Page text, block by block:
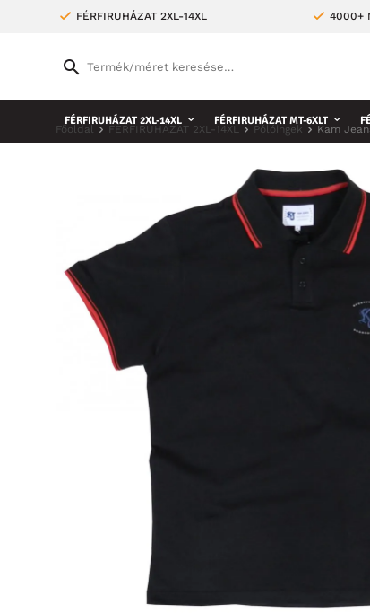
FÉRFIRUHÁZAT 2XL-14XL 4000+
FÉRFIRUHÁZAT 2XL-14XL FÉRFIRUHÁZAT MT-6XLT
Főoldal FÉRFIRUHÁZAT 2XL-14XL Pólóingek Kam